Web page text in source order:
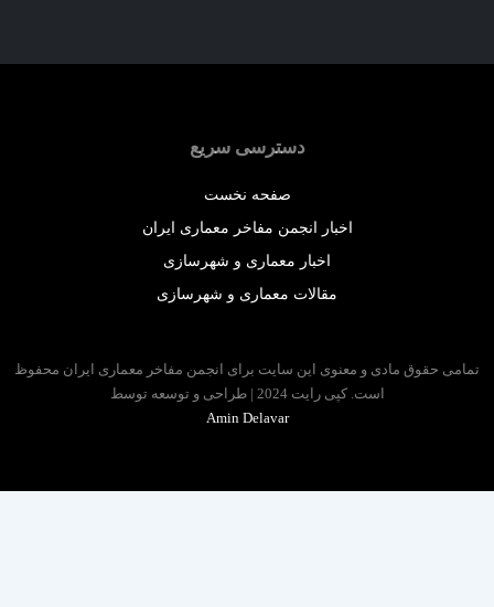
دسترسی سریع
صفحه نخست
اخبار انجمن مفاخر معماری ایران
اخبار معماری و شهرسازی
مقالات معماری و شهرسازی
حقوق مادی و معنوی این سایت برای انجمن مفاخر معماری ایران محفوظ
است. کپی رایت 2024 | طراحی و توسعه توسط
Amin Delavar